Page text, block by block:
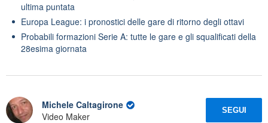
ultima puntata
Europa League: i pronostici delle gare di ritorno degli ottavi
Probabili formazioni Serie A: tutte le gare e gli squalificati della
28esima giornata
Michele Caltagirone
Video Maker
SEGUI